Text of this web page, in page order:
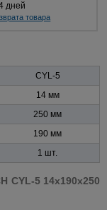
дней
товара
CYL-5
14 мм
250 мм
190 мм
1 шт.
CYL-5 14x190x250